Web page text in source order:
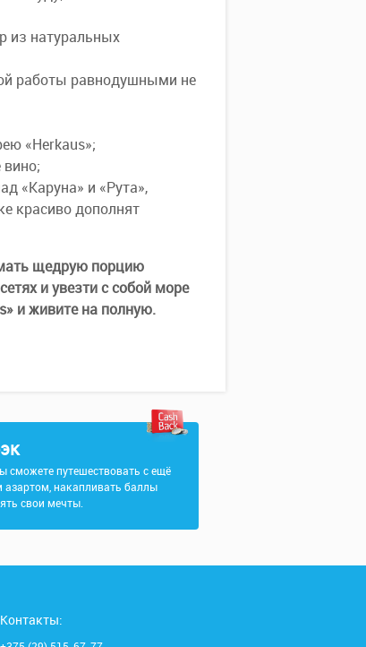
из натуральных
работы равнодушными не
«Herkaus»;
«Каруна» и «Рута»,
красиво дополнят
щедрую порцию
и увезти с собой море
и живите на полную.
сможете путешествовать с ещё
накапливать баллы
свои мечты.
Контакты: